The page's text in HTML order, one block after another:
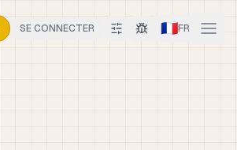
SE CONNECTER 🇫🇷FR